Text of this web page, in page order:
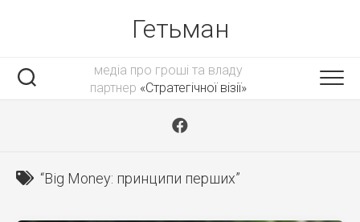
Гетьман
медіа про гроші та владу
партнер «Стратегічної візії»
“Big Money: принципи перших”